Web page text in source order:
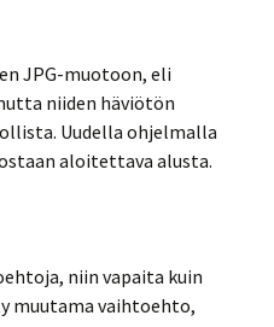
JPG-muotoon, eli
niiden häviötön
Uudella ohjelmalla
aloitettava alusta.
niin vapaita kuin
muutama vaihtoehto,